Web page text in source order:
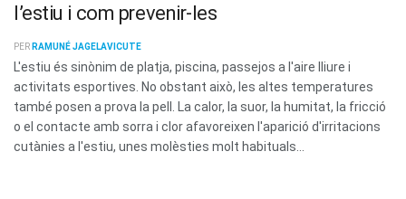
l’estiu i com prevenir-les
PER RAMUNÉ JAGELAVICUTE
L'estiu és sinònim de platja, piscina, passejos a l'aire lliure i
activitats esportives. No obstant això, les altes temperatures
també posen a prova la pell. La calor, la suor, la humitat, la fricció
o el contacte amb sorra i clor afavoreixen l'aparició d'irritacions
cutànies a l'estiu, unes molèsties molt habituals...